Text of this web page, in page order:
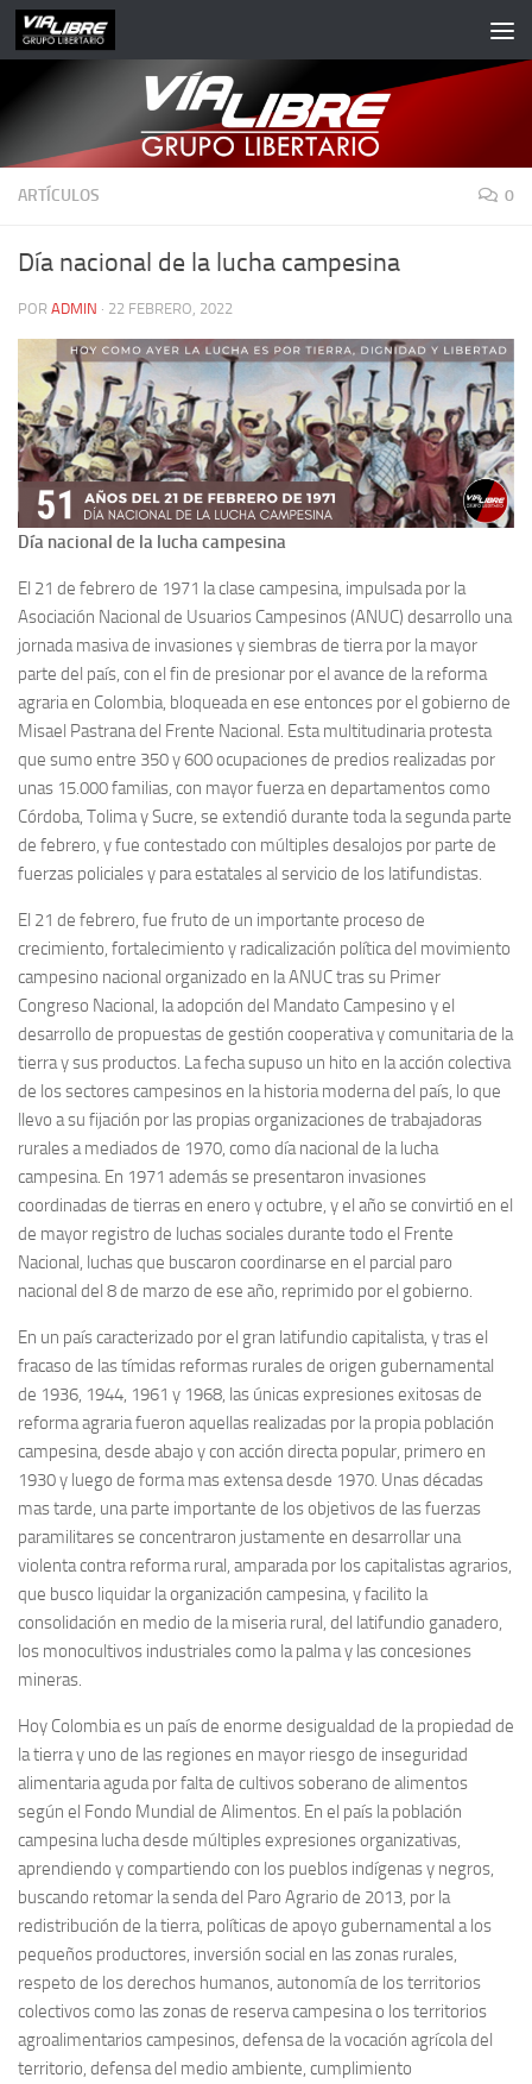
Saltar al contenido
ARTÍCULOS 0
Día nacional de la lucha campesina
POR ADMIN · 22 FEBRERO, 2022
Día nacional de la lucha campesina
El 21 de febrero de 1971 la clase campesina, impulsada por la
Asociación Nacional de Usuarios Campesinos (ANUC) desarrollo una
jornada masiva de invasiones y siembras de tierra por la mayor
parte del país, con el fin de presionar por el avance de la reforma
agraria en Colombia, bloqueada en ese entonces por el gobierno de
Misael Pastrana del Frente Nacional. Esta multitudinaria protesta
que sumo entre 350 y 600 ocupaciones de predios realizadas por
unas 15.000 familias, con mayor fuerza en departamentos como
Córdoba, Tolima y Sucre, se extendió durante toda la segunda parte
de febrero, y fue contestado con múltiples desalojos por parte de
fuerzas policiales y para estatales al servicio de los latifundistas.
El 21 de febrero, fue fruto de un importante proceso de
crecimiento, fortalecimiento y radicalización política del movimiento
campesino nacional organizado en la ANUC tras su Primer
Congreso Nacional, la adopción del Mandato Campesino y el
desarrollo de propuestas de gestión cooperativa y comunitaria de la
tierra y sus productos. La fecha supuso un hito en la acción colectiva
de los sectores campesinos en la historia moderna del país, lo que
llevo a su fijación por las propias organizaciones de trabajadoras
rurales a mediados de 1970, como día nacional de la lucha
campesina. En 1971 además se presentaron invasiones
coordinadas de tierras en enero y octubre, y el año se convirtió en el
de mayor registro de luchas sociales durante todo el Frente
Nacional, luchas que buscaron coordinarse en el parcial paro
nacional del 8 de marzo de ese año, reprimido por el gobierno.
En un país caracterizado por el gran latifundio capitalista, y tras el
fracaso de las tímidas reformas rurales de origen gubernamental
de 1936, 1944, 1961 y 1968, las únicas expresiones exitosas de
reforma agraria fueron aquellas realizadas por la propia población
campesina, desde abajo y con acción directa popular, primero en
1930 y luego de forma mas extensa desde 1970. Unas décadas
mas tarde, una parte importante de los objetivos de las fuerzas
paramilitares se concentraron justamente en desarrollar una
violenta contra reforma rural, amparada por los capitalistas agrarios,
que busco liquidar la organización campesina, y facilito la
consolidación en medio de la miseria rural, del latifundio ganadero,
los monocultivos industriales como la palma y las concesiones
mineras.
Hoy Colombia es un país de enorme desigualdad de la propiedad de
la tierra y uno de las regiones en mayor riesgo de inseguridad
alimentaria aguda por falta de cultivos soberano de alimentos
según el Fondo Mundial de Alimentos. En el país la población
campesina lucha desde múltiples expresiones organizativas,
aprendiendo y compartiendo con los pueblos indígenas y negros,
buscando retomar la senda del Paro Agrario de 2013, por la
redistribución de la tierra, políticas de apoyo gubernamental a los
pequeños productores, inversión social en las zonas rurales,
respeto de los derechos humanos, autonomía de los territorios
colectivos como las zonas de reserva campesina o los territorios
agroalimentarios campesinos, defensa de la vocación agrícola del
territorio, defensa del medio ambiente, cumplimiento